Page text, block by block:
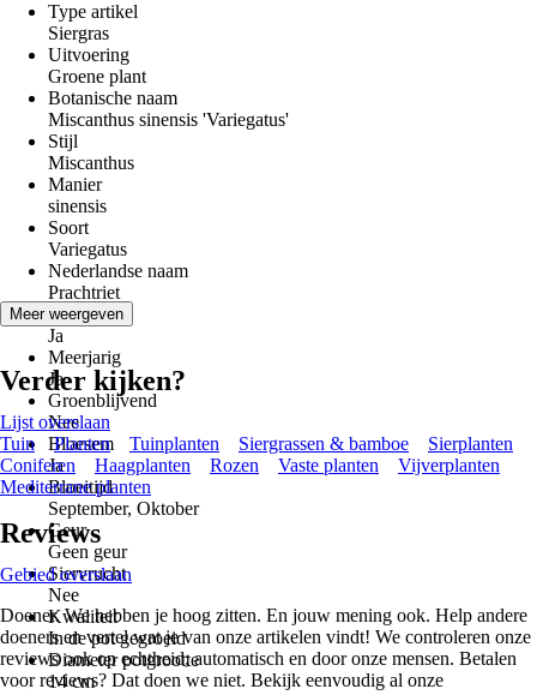
Type artikel
Siergras
Uitvoering
Groene plant
Botanische naam
Miscanthus sinensis 'Variegatus'
Stijl
Miscanthus
Manier
sinensis
Soort
Variegatus
Nederlandse naam
Prachtriet
Winterhard
Ja
Meerjarig
Ja
Groenblijvend
Nee
Bloesem
Ja
Bloeitijd
September, Oktober
Geur
Geen geur
Siervrucht
Nee
Kwaliteit
In de pot gegroeid
Diameter potgrootte
14 cm
Meer weergeven
Verder kijken?
Lijst overslaan
Tuin
Planten Tuinplanten Siergrassen & bamboe
Sierplanten
Coniferen
Haagplanten Rozen Vaste planten
Vijverplanten
Mediterrane planten
Reviews
Gebied overslaan
Doener. We hebben je hoog zitten. En jouw mening ook. Help andere
doeners en vertel wat je van onze artikelen vindt! We controleren onze
reviews ook op echtheid; automatisch en door onze mensen. Betalen
voor reviews? Dat doen we niet. Bekijk eenvoudig al onze